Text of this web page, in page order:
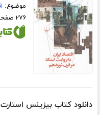
موضوع:
۲۷۶ صفحه
دانلود کتاب بیزینس